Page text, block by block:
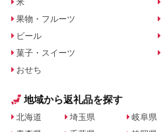
米
果物・フルーツ
ビール
菓子・スイーツ
おせち
地域から返礼品を探す
北海道
埼玉県
岐阜県